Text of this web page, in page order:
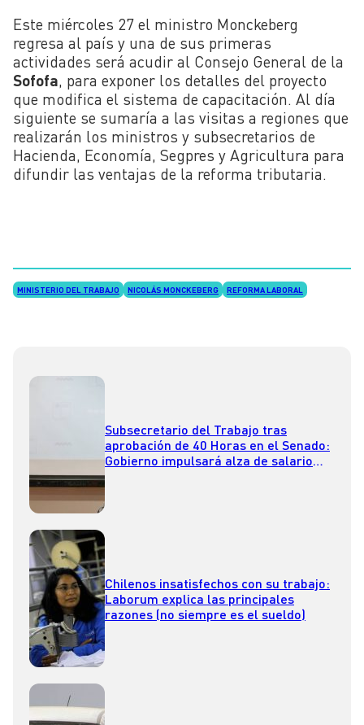
Este miércoles 27 el ministro Monckeberg
regresa al país y una de sus primeras
actividades será acudir al Consejo General de la
Sofofa, para exponer los detalles del proyecto
que modifica el sistema de capacitación. Al día
siguiente se sumaría a las visitas a regiones que
realizarán los ministros y subsecretarios de
Hacienda, Economía, Segpres y Agricultura para
difundir las ventajas de la reforma tributaria.
MINISTERIO DEL TRABAJO NICOLÁS MONCKEBERG REFORMA LABORAL
Subsecretario del Trabajo tras
aprobación de 40 Horas en el Senado:
Gobierno impulsará alza de salario
Chilenos insatisfechos con su trabajo:
Laborum explica las principales
razones (no siempre es el sueldo)